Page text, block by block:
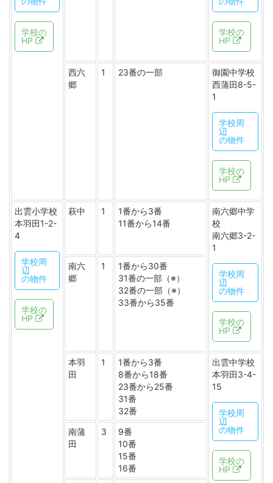
学校の
HP
学校の
HP
西六
郷
1 23番の一部
御園中学校
西蒲田8-5-
1
学校周
辺
の物件
学校の
HP
出雲小学校
本羽田1-2-
4
学校周
辺
の物件
学校の
HP
萩中 1
1番から3番
11番から14番
南六郷中学
校
南六郷3-2-
1
学校周
辺
の物件
学校の
HP
南六
郷
1
1番から30番
31番の一部（※）
32番の一部（※）
33番から35番
本羽
田
1
1番から3番
8番から18番
23番から25番
31番
32番
出雲中学校
本羽田3-4-
15
学校周
辺
の物件
学校の
HP
南蒲
田
3
9番
10番
15番
16番